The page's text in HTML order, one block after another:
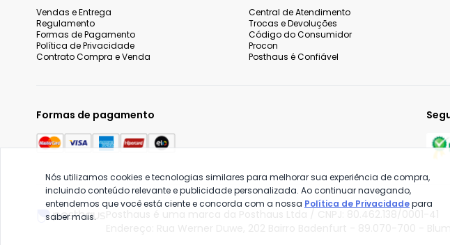
Vendas e Entrega
Regulamento
Formas de Pagamento
Política de Privacidade
Contrato Compra e Venda
Central de Atendimento
Trocas e Devoluções
Código do Consumidor
Procon
Posthaus é Confiável
Formas de pagamento
Endereço: Rua Werner Duwe, 202 Bairro Badenfurt - 89.070-700 -
Nós utilizamos cookies e tecnologias similares para melhorar sua experiência de compra,
incluindo conteúdo relevante e publicidade personalizada. Ao continuar navegando,
entendemos que você está ciente e concorda com a nossa Política de Privacidadepara
saber mais.